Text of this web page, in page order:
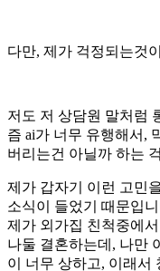
다만, 제가 걱정되는것
저도 저 상담원 말처럼
즘 ai가 너무 유행해서,
버리는건 아닐까 하는
제가 갑자기 이런 고민
소식이 들었기 때문입
제가 외가집 친척중에
나둘 결혼하는데, 나만
이 너무 상하고, 이래서